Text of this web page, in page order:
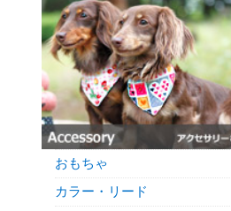
おもちゃ
カラー・リード